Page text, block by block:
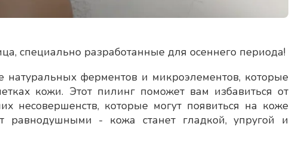
специально разработанные для осеннего периода!
натуральных ферментов и микроэлементов, которые
кожи. Этот пилинг поможет вам избавиться от
несовершенств, которые могут появиться на коже
равнодушными - кожа станет гладкой, упругой и